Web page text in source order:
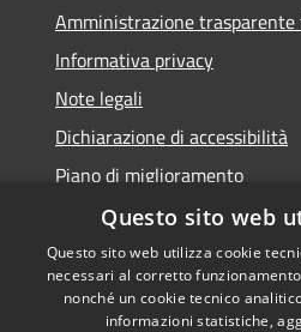
Amministrazione
Informativa privacy
Note legali
Dichiarazione di accessibilità
Piano di miglioramento
Accessibility
Questo sito web
Questo sito web utilizza cookie
necessari al corretto
nonché un cookie tecnico
informazioni statistiche,